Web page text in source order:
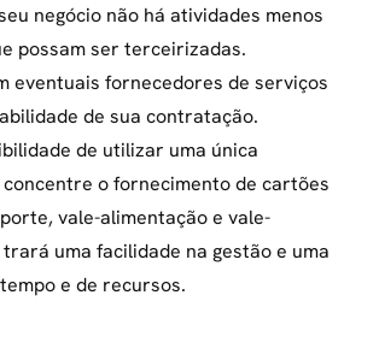
negócio não há atividades menos
possam ser terceirizadas.
eventuais fornecedores de serviços
de sua contratação.
de utilizar uma única
o fornecimento de cartões
vale-alimentação e vale-
uma facilidade na gestão e uma
e de recursos.